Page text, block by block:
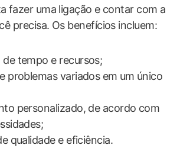
⁢fazer‍ uma ligação e contar com a
precisa. Os benefícios incluem:
de tempo e recursos;
problemas variados em⁤ um único
personalizado, de acordo com
qualidade e eficiência.